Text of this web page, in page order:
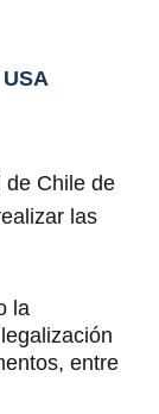
de Chile de
las
la
entre